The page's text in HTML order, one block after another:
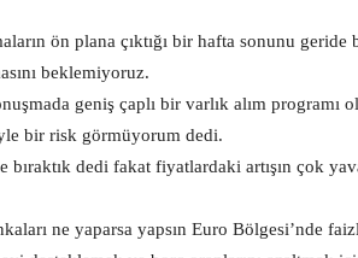
ön plana çıktığı bir hafta sonunu geride
beklemiyoruz.
geniş çaplı bir varlık alım programı
bir risk görmüyorum dedi.
dedi fakat fiyatlardaki artışın çok
ne yaparsa yapsın Euro Bölgesi’nde